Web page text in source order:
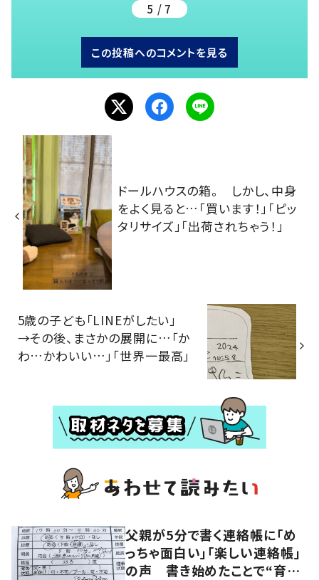
5 / 7
この投稿へのコメントを見る
ドールハウスの箱。 しかし、中身
をよく見ると…「買います！」「ピッ
タリサイズ」「出荷されちゃう！」
5歳の子ども「LINEがしたい」
→その後、まさかの展開に…「か
わ…かわいい…」「世界一最高」
父親が5分で書く連絡帳に「め
っちゃ面白い」「楽しい連絡帳」
の声 書き始めたことで“育児